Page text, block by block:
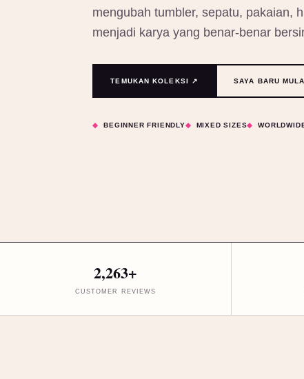
mengubah tumbler, sepatu, pakaian,
menjadi karya yang benar-benar
TEMUKAN KOLEKSI ↗ SAYA BARU
BEGINNER FRIENDLY MIXED SIZES
2,263+
CUSTOMER REVIEWS